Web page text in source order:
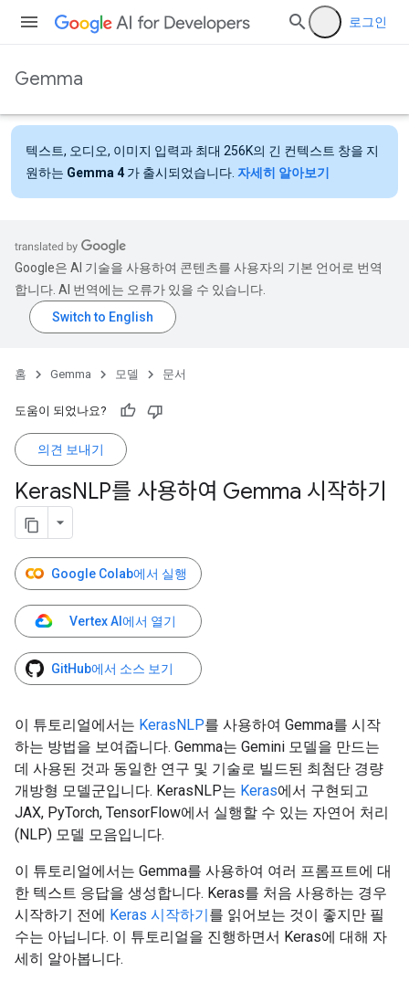
로그인
Gemma
텍스트, 오디오, 이미지 입력과 최대 256K의 긴 컨텍스트 창을 지
원하는 Gemma 4 가 출시되었습니다. 자세히 알아보기
Google은 AI 기술을 사용하여 콘텐츠를 사용자의 기본 언어로 번역
합니다. AI 번역에는 오류가 있을 수 있습니다.
홈 Gemma 모델 문서
도움이 되었나요?
의견 보내기
KerasNLP를 사용하여 Gemma 시작하기
Google Colab에서 실행
Vertex AI에서 열기
GitHub에서 소스 보기
이 튜토리얼에서는 KerasNLP를 사용하여 Gemma를 시작
하는 방법을 보여줍니다. Gemma는 Gemini 모델을 만드는
데 사용된 것과 동일한 연구 및 기술로 빌드된 최첨단 경량
개방형 모델군입니다. KerasNLP는 Keras에서 구현되고
JAX, PyTorch, TensorFlow에서 실행할 수 있는 자연어 처리
(NLP) 모델 모음입니다.
이 튜토리얼에서는 Gemma를 사용하여 여러 프롬프트에 대
한 텍스트 응답을 생성합니다. Keras를 처음 사용하는 경우
시작하기 전에 Keras 시작하기를 읽어보는 것이 좋지만 필
수는 아닙니다. 이 튜토리얼을 진행하면서 Keras에 대해 자
세히 알아봅니다.